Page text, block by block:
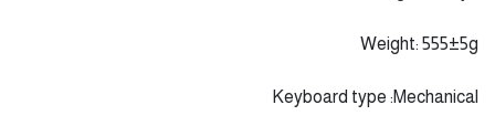
Dimension: 292*102*38mm
Anti-Ghosting: Full keys